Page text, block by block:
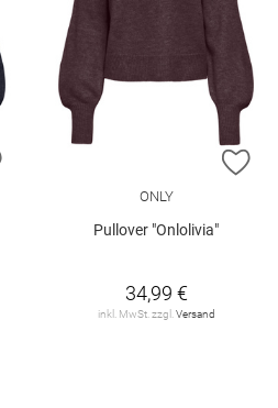
ZUR WUNSCHLISTE HINZUFÜGEN
ONLY
Pullover "Onlolivia"
34,99 €
inkl. MwSt. zzgl. Versand